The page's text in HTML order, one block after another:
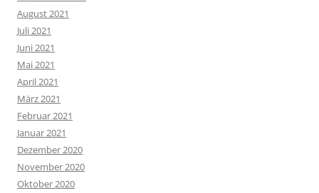
August 2021
Juli 2021
Juni 2021
Mai 2021
April 2021
März 2021
Februar 2021
Januar 2021
Dezember 2020
November 2020
Oktober 2020